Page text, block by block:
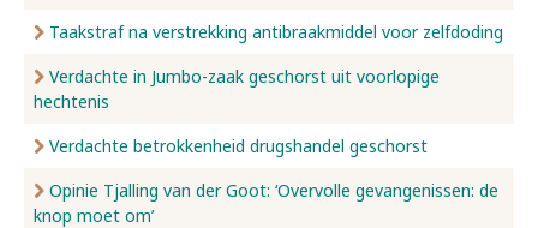
Taakstraf na verstrekking antibraakmiddel voor zelfdoding
Verdachte in Jumbo-zaak geschorst uit voorlopige
hechtenis
Verdachte betrokkenheid drugshandel geschorst
Opinie Tjalling van der Goot: ‘Overvolle gevangenissen: de
knop moet om’